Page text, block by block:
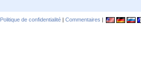
Politique de confidentialité | Commentaires |